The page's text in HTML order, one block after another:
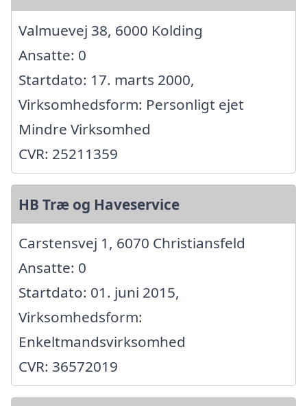
Valmuevej 38, 6000 Kolding
Ansatte: 0
Startdato: 17. marts 2000,
Virksomhedsform: Personligt ejet
Mindre Virksomhed
CVR: 25211359
HB Træ og Haveservice
Carstensvej 1, 6070 Christiansfeld
Ansatte: 0
Startdato: 01. juni 2015,
Virksomhedsform:
Enkeltmandsvirksomhed
CVR: 36572019